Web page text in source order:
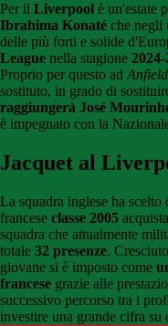
Per il Liverpool è un'estate
Ibrahima Konaté che negli
delle più forti e solide
League nella stagione
Proprio per questo adAnfield
sostituto, in grado di
raggiungerà José
è impegnato con la
Jacquet al
La squadra inglese ha scelto
francese classe 2005
squadra che attualmente
totale 32 presenze.
giovane si è imposto come
francese grazie alle
successivo percorso tra i
investire una grande cifra su